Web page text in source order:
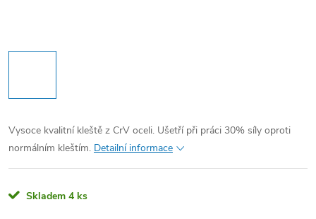
Vysoce kvalitní kleště z CrV oceli. Ušetří při práci 30% síly oproti
normálním kleštím. Detailní informace
Skladem 4 ks